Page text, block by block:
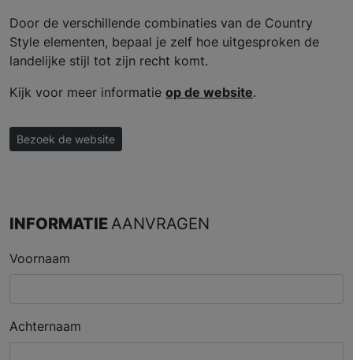
Door de verschillende combinaties van de Country
Style elementen, bepaal je zelf hoe uitgesproken de
landelijke stijl tot zijn recht komt.
Kijk voor meer informatie op de website.
Bezoek de website
INFORMATIE AANVRAGEN
Voornaam
Achternaam